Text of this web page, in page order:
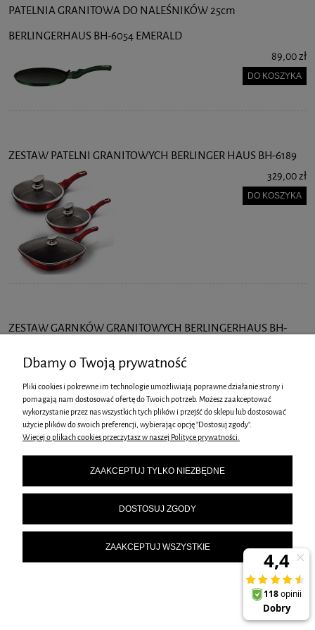
PATELNIA GRANITOWA DO NALEŚNIKÓW 25cm
BERLINGERHAUS BH-6054 EMERALD
89,00 zł
DO KOSZYKA
ZESTAW PATELNI GRANITOWYCH BERLINGER HAUS BH-6189
329,00 zł
DO KOSZYKA
ZESTAW GARNKÓW GRANITOWYCH BERLINGERHAUS BH-
Cena regularna:
749,00 zł
Najniższa cena z 30 dni
przed obniżką:
DO KOSZYKA
GARNEK GRANITOWY 28cm BERLINGERHAUS BURGUNDY
179,00 zł
DO KOSZYKA
Dbamy o Twoją prywatność
Pliki cookies i pokrewne im technologie umożliwiają poprawne działanie strony i
pomagają nam dostosować ofertę do Twoich potrzeb. Możesz zaakceptować
wykorzystanie przez nas wszystkich tych plików i przejść do sklepu lub dostosować
użycie plików do swoich preferencji, wybierając opcję "Dostosuj zgody".
Więcej o plikach cookies przeczytasz w naszej Polityce prywatności.
ZAAKCEPTUJ TYLKO NIEZBĘDNE
DOSTOSUJ ZGODY
ZAAKCEPTUJ WSZYSTKIE